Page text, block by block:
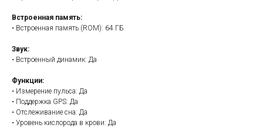
Встроенная память:
• Встроенная память (ROM): 64 ГБ
Звук:
• Встроенный динамик: Да
Функции:
• Измерение пульса: Да
• Поддержка GPS: Да
• Отслеживание сна: Да
• Уровень кислорода в крови: Да